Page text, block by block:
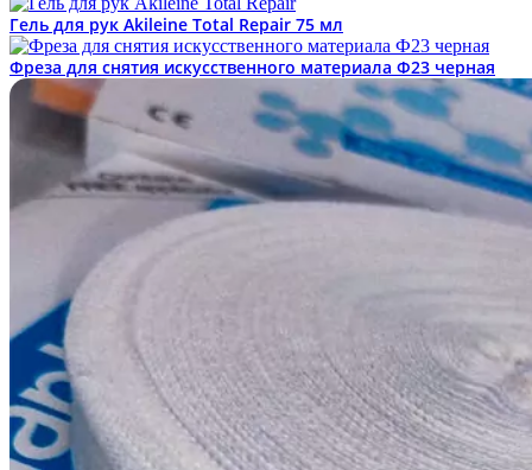
Гель для рук Akileine Total Repair 75 мл
Фреза для снятия искусственного материала Ф23 черная